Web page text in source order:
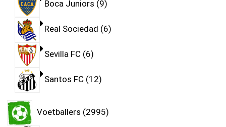
Boca Juniors 9
Real Sociedad 6
Sevilla FC 6
Santos FC 12
Voetballers 2995